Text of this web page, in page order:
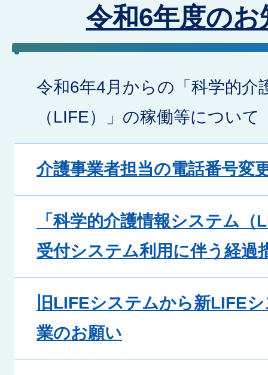
令和6年度のお
令和6年4月からの「科学的介
（LIFE）」の稼働等について
介護事業者担当の電話番号変
「科学的介護情報システム（
受付システム利用に伴う経過
旧LIFEシステムから新LIFE
業のお願い